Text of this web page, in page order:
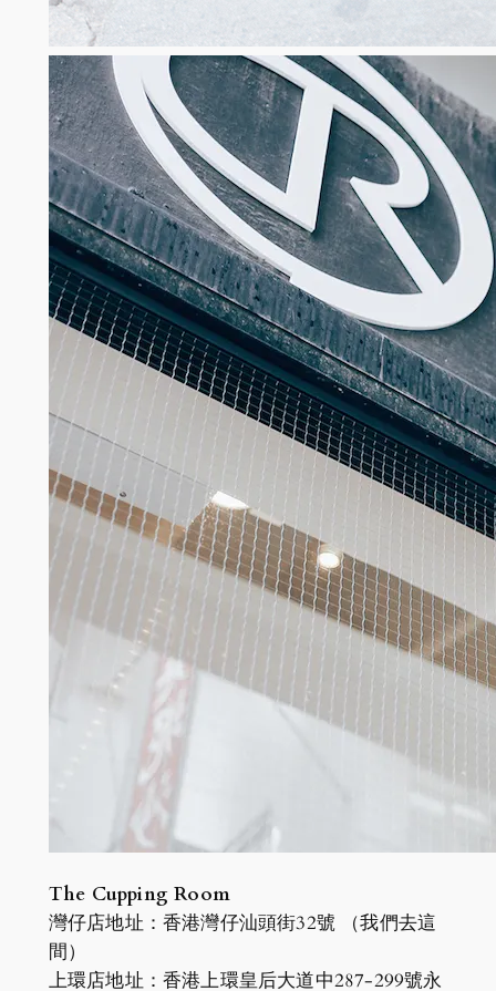
The Cupping Room
灣仔店地址：香港灣仔汕頭街32號 （我們去這
間）
上環店地址：香港上環皇后大道中287-299號永